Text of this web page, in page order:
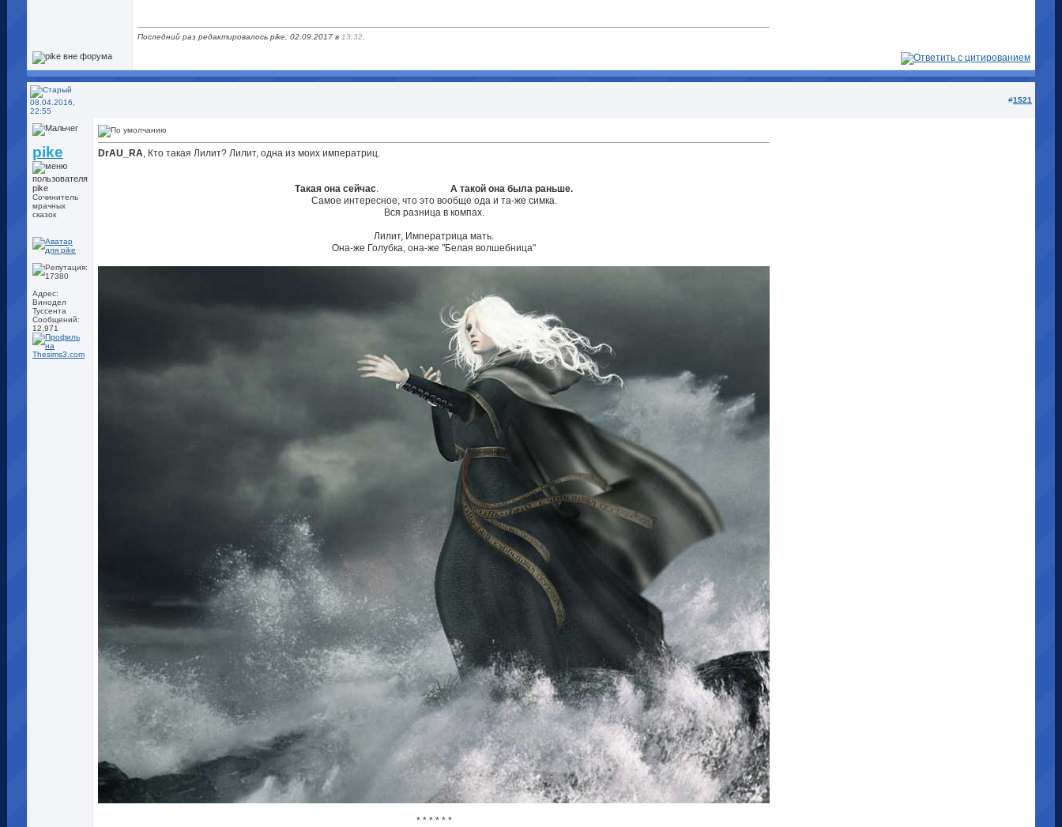
Последний раз редактировалось pike, 02.09.2017 в 13:32
08.04.2016,
22:55
#1521
pike
Сочинитель
мрачных
сказок
Адрес:
Винодел
Туссента
Сообщений:
12,971
DrAU_RA, Кто такая Лилит? Лилит, одна из моих императриц.
Такая она сейчас.
А такой она была раньше.
Самое интересное, что это вообще ода и та-же симка.
Вся разница в компах.
Лилит, Императрица мать.
Она-же Голубка, она-же "Белая волшебница"
* * * * * *